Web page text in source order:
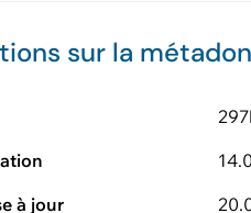
sur la
à jour